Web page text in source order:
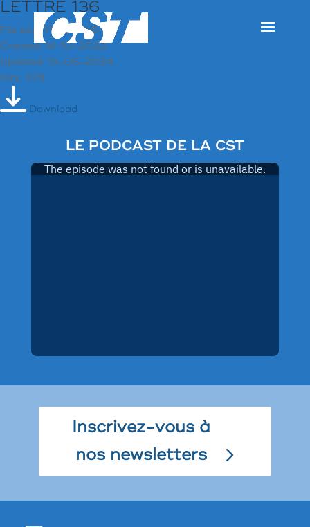
LETTRE 136
File size: 750.62 KB
Created: 14-10-2022
Updated: 13-06-2024
Hits: 378
Download
LE PODCAST DE LA CST
Inscrivez-vous à
nos newsletters